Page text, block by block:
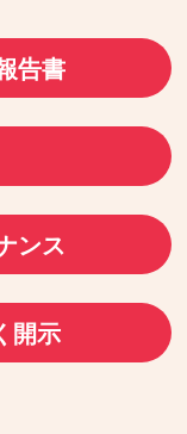
告書
ンス
開示